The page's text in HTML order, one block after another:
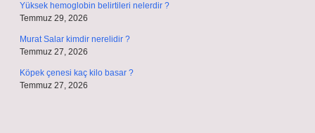
Yüksek hemoglobin belirtileri nelerdir ?
Temmuz 29, 2026
Murat Salar kimdir nerelidir ?
Temmuz 27, 2026
Köpek çenesi kaç kilo basar ?
Temmuz 27, 2026